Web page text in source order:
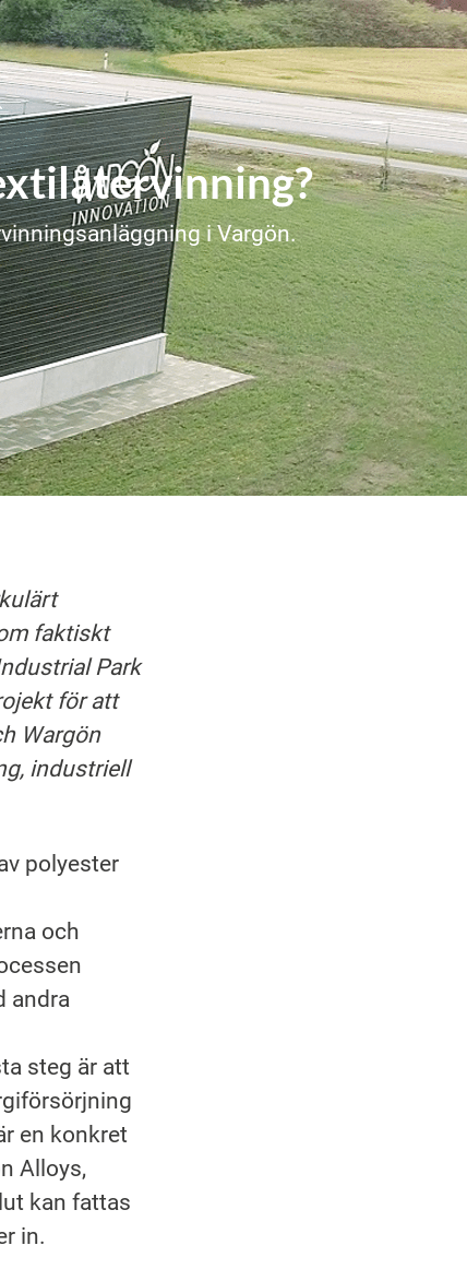
i Vargön.
faktiskt
Park
för att
Wargön
industriell
polyester
och
andra
steg är att
en konkret
Alloys,
kan fattas
in.